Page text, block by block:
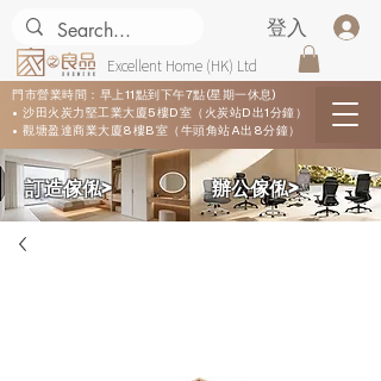
Excellent Home (HK) Ltd
登入
門市營業時間：早上11點到下午7點(星期一休息)
• 沙田火炭力堅工業大廈5樓D室（火炭站D出1分鐘）
• 觀塘盈達商業大廈8樓B室（牛頭角站A出8分鐘）
​訂造傢俬> ​辦公傢俬>